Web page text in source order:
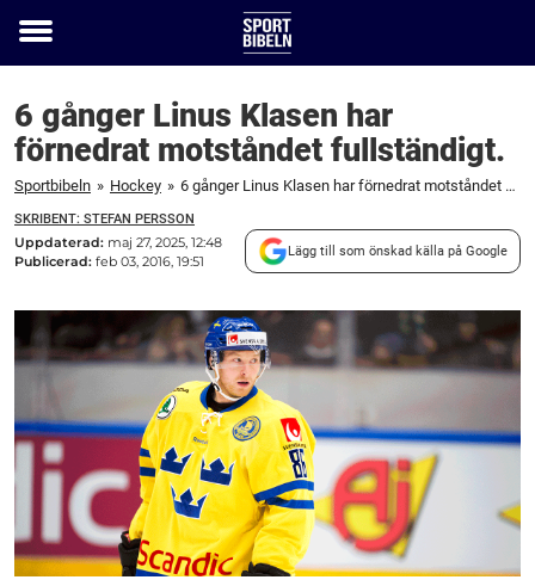
Toggle
6 gånger Linus Klasen har
förnedrat motståndet fullständigt.
Sportbibeln » Hockey » 6 gånger Linus Klasen har förnedrat motståndet fullständigt.
SKRIBENT: STEFAN PERSSON
Uppdaterad: maj 27, 2025, 12:48
Publicerad: feb 03, 2016, 19:51
Lägg till som önskad källa på Google